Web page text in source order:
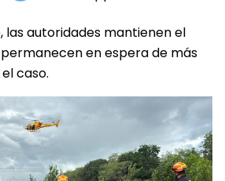
las autoridades mantienen el
en espera de más
caso.